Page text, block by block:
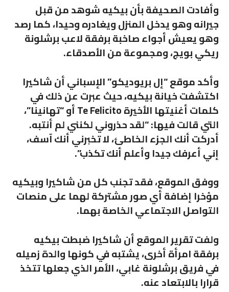
وأفادت الصحيفة بأن بيكيه شوهد من قبل
جيرانه وهو يدخل المنزل ويغادره وحيدا، كما رصد
وهو يعيش أجواء صاخبة برفقة لاعب برشلونة
ريكي بويج، ومجموعة من الأصدقاء.
وأكد موقع “إل بريوديكو” الإسباني أن شاكيرا
اكتشفت خيانة بيكيه، حيث عبرت عن ذلك في
كلمات أغنيتها الأخيرة Te Felicito أو “تهانينا”،
التي قالت فيها: “لقد حذروني لكنني لم أنتبه.
أدركت أنك الجزء الخاطئ، لا تخبرني أنك آسف،
إني أعرفك جيدا وأعلم أنك تكذب”.
ووفق الموقع، فقد تجنب كل من شاكيرا وبيكيه
مؤخرا إضافة أي صور مشتركة لهما على منصات
التواصل الاجتماعي الخاصة بهما.
ولفت تقرير الموقع أن شاكيرا ضبطت بيكيه
برفقة امرأة أخرى، يشتبه في كونها والدة زميله
في فريق برشلونة غابي، الأمر الذي جعلها تتخذ
قرارا بالابتعاد عنه.